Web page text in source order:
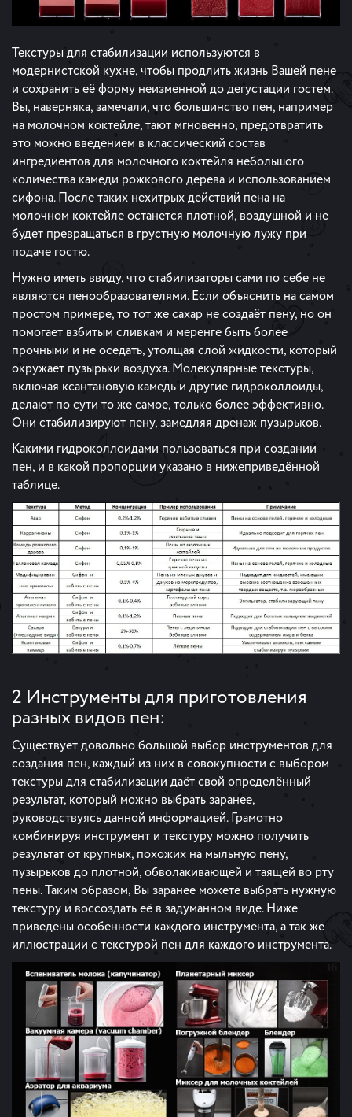
Текстуры для стабилизации используются в
модернистской кухне, чтобы продлить жизнь Вашей пене
и сохранить её форму неизменной до дегустации гостем.
Вы, наверняка, замечали, что большинство пен, например
на молочном коктейле, тают мгновенно, предотвратить
это можно введением в классический состав
ингредиентов для молочного коктейля небольшого
количества камеди рожкового дерева и использованием
сифона. После таких нехитрых действий пена на
молочном коктейле останется плотной, воздушной и не
будет превращаться в грустную молочную лужу при
подаче гостю.
Нужно иметь ввиду, что стабилизаторы сами по себе не
являются пенообразователями. Если объяснить на самом
простом примере, то тот же сахар не создаёт пену, но он
помогает взбитым сливкам и меренге быть более
прочными и не оседать, утолщая слой жидкости, который
окружает пузырьки воздуха. Молекулярные текстуры,
включая ксантановую камедь и другие гидроколлоиды,
делают по сути то же самое, только более эффективно.
Они стабилизируют пену, замедляя дренаж пузырьков.
Какими гидроколлоидами пользоваться при создании
пен, и в какой пропорции указано в нижеприведённой
таблице.
2 Инструменты для приготовления
разных видов пен:
Существует довольно большой выбор инструментов для
создания пен, каждый из них в совокупности с выбором
текстуры для стабилизации даёт свой определённый
результат, который можно выбрать заранее,
руководствуясь данной информацией. Грамотно
комбинируя инструмент и текстуру можно получить
результат от крупных, похожих на мыльную пену,
пузырьков до плотной, обволакивающей и таящей во рту
пены. Таким образом, Вы заранее можете выбрать нужную
текстуру и воссоздать её в задуманном виде. Ниже
приведены особенности каждого инструмента, а так же
иллюстрации с текстурой пен для каждого инструмента.